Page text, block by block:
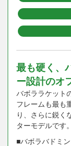
最も硬く、
ー設計のオ
バボララケット
フレームも最も
り、さらに鋭く
ターモデルです。
■バボラバドミ